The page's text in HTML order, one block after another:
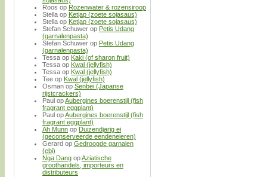
Roos op Rozenwater & rozensiroop
Stella op Ketjap (zoete sojasaus)
Stella op Ketjap (zoete sojasaus)
Stefan Schuwer op Petis Udang
(garnalenpasta)
Stefan Schuwer op Petis Udang
(garnalenpasta)
Tessa op Kaki (of sharon fruit)
Tessa op Kwal (jellyfish)
Tessa op Kwal (jellyfish)
Tee op Kwal (jellyfish)
Osman op Senbei (Japanse
rijstcrackers)
Paul opAubergines boerenstijl (fish
fragrant eggplant)
Paul opAubergines boerenstijl (fish
fragrant eggplant)
Ah Munn op Duizendjarig ei
(geconserveerde eendeneieren)
Gerard op Gedroogde garnalen
(ebi)
Nga Dang opAziatische
groothandels, importeurs en
distributeurs